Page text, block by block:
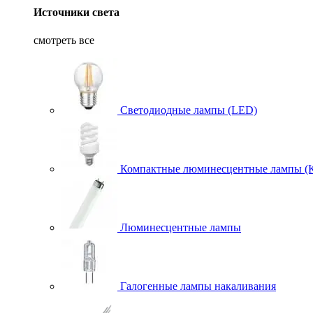
Источники света
смотреть все
Светодиодные лампы (LED)
Компактные люминесцентные лампы
Люминесцентные лампы
Галогенные лампы накаливания